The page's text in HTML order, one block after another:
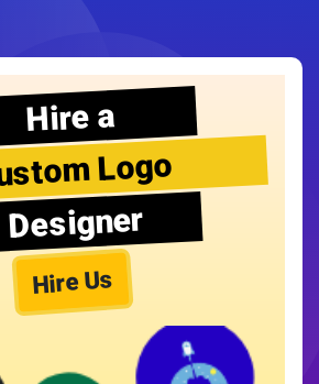
Hire a
Logo
Designer
Hire Us